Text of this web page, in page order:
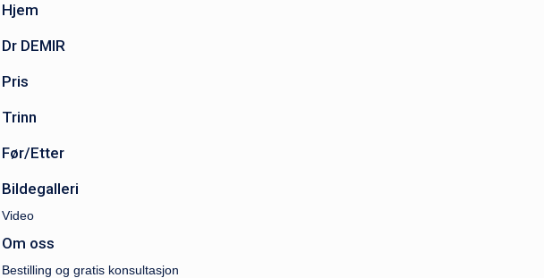
Hjem
Dr DEMIR
Pris
Trinn
Før/Etter
Bildegalleri
Video
Om oss
Bestilling og gratis konsultasjon